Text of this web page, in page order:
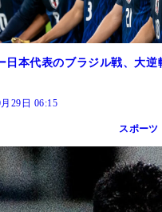
日本代表のブラジル戦、大
29日 06:15
スポーツ